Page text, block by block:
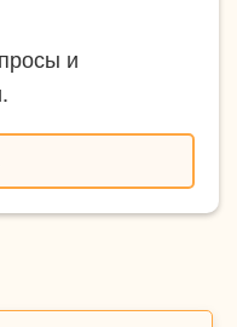
и